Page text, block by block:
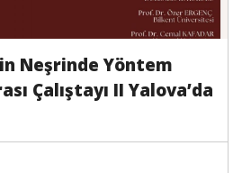
Neşrinde Yöntem
Çalıştayı II Yalova’da